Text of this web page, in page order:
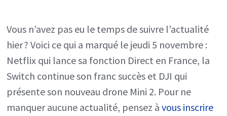
la
télévision,
la
Switch
toujours
en
Vous n’avez pas eu le temps de suivre l’actualité
hier ? Voici ce qui a marqué le jeudi 5 novembre :
Netflix qui lance sa fonction Direct en France, la
Switch continue son franc succès et DJI qui
présente son nouveau drone Mini 2. Pour ne
manquer aucune actualité, pensez àvous inscrire